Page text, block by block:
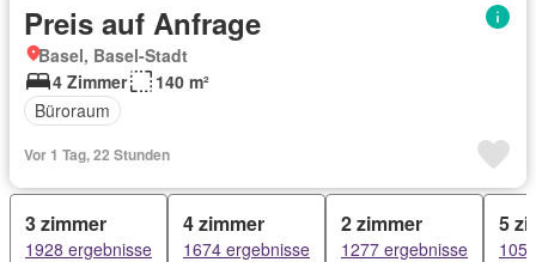
Preis auf Anfrage
Basel, Basel-Stadt
4 Zimmer
140 m²
Büroraum
Vor 1 Tag, 22 Stunden
3 zimmer
1928 ergebnisse
4 zimmer
1674 ergebnisse
2 zimmer
1277 ergebnisse
5